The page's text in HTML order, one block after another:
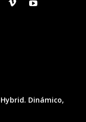
Dinámico,